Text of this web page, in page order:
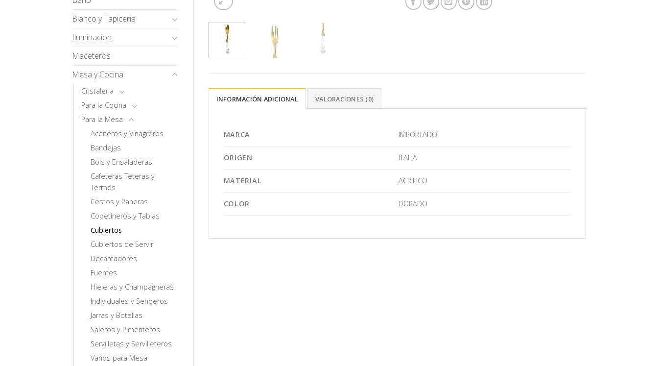
Blanco y Tapiceria
Iluminacion
Maceteros
Mesa y Cocina
Cristaleria
Para la Cocina
Para la Mesa
Aceiteros y Vinagreros
Bandejas
Bols y Ensaladeras
Cafeteras Teteras y
Termos
Cestos y Paneras
Copetineros y Tablas
Cubiertos
Cubiertos de Servir
Decantadores
Fuentes
Hieleras y Champagneras
Individuales y Senderos
Jarras y Botellas
Saleros y Pimenteros
Servilletas y Servilleteros
Varios para Mesa
INFORMACIÓN ADICIONAL VALORACIONES (0)
MARCA IMPORTADO
ORIGEN ITALIA
MATERIAL ACRILICO
COLOR DORADO